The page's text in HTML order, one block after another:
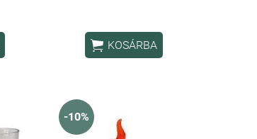
 KOSÁRBA
-10%